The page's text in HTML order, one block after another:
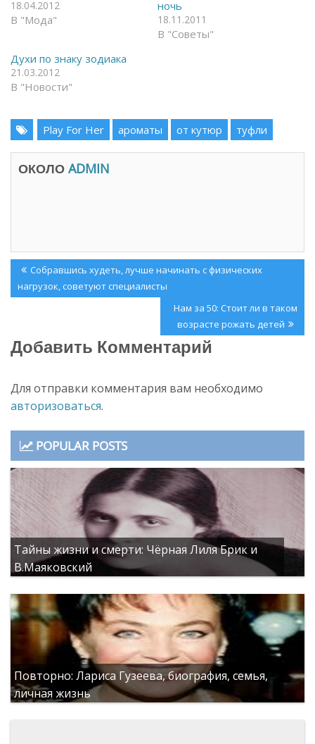
e
b
(
О
т
к
р
а
т
я
в
н
е
)
a
m
О
ы
в
а
т
с
я
к
н
е
)
18.04.2012
В "Мода"
ночь
18.11.2011
В "Советы"
Духи по знаку зодиака
21.03.2012
В "Новости"
Play For Her ароматы от кутюр туфли
ОКОЛО ADMIN
Навигация
по
Previous
Post:
Собравшись худеть, лучше начинать с физических
нагрузок, советуют специалисты
Next
Post:
Нам за 50: Стоит ли в таком
возрасте рожать детей
Добавить Комментарий
Для отправки комментария вам необходимо
авторизоваться.
POPULAR POSTS
Тайны жизни и смерти: Чёрная Лиля Брик и
В.Маяковский
Повторно: Лариса Гузеева, биография, семья,
личная жизнь